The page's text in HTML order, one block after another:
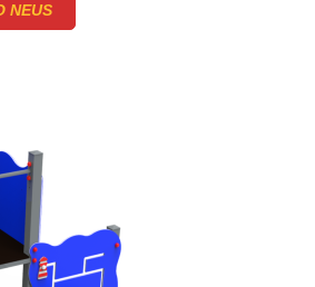
NEUS